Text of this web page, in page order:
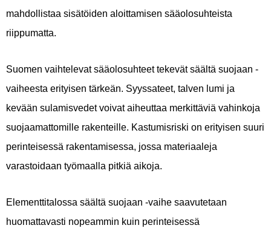
mahdollistaa sisätöiden aloittamisen sääolosuhteista
riippumatta.
Suomen vaihtelevat sääolosuhteet tekevät säältä suojaan -
vaiheesta erityisen tärkeän. Syyssateet, talven lumi ja
kevään sulamisvedet voivat aiheuttaa merkittäviä vahinkoja
suojaamattomille rakenteille. Kastumisriski on erityisen suuri
perinteisessä rakentamisessa, jossa materiaaleja
varastoidaan työmaalla pitkiä aikoja.
Elementtitalossa säältä suojaan -vaihe saavutetaan
huomattavasti nopeammin kuin perinteisessä